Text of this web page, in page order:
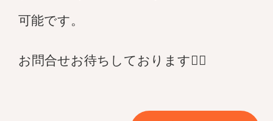
可能です。
お問合せお待ちしております💁‍♀️